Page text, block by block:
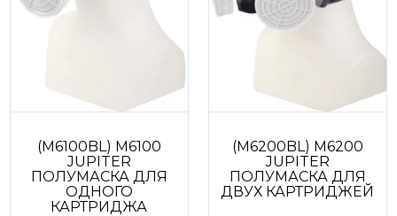
(M6100BL) M6100
JUPITER
ПОЛУМАСКА ДЛЯ
ОДНОГО
КАРТРИДЖА
(M6200BL) M6200
JUPITER
ПОЛУМАСКА ДЛЯ
ДВУХ КАРТРИДЖЕЙ